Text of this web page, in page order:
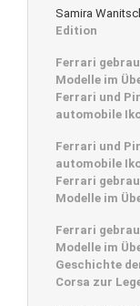
Samira
Edition
Ferrari
Modelle im
Ferrari und
automobile
Ferrari und
automobile
Ferrari
Modelle im
Ferrari
Modelle im
Geschichte
Corsa zur